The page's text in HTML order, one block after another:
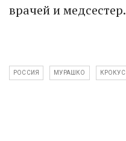
врачей и медсестер.
РОССИЯ МУРАШКО КРОКУС